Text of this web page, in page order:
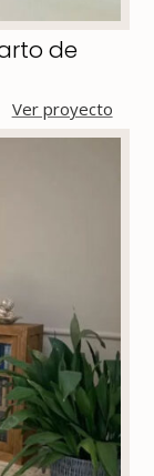
de
Ver proyecto